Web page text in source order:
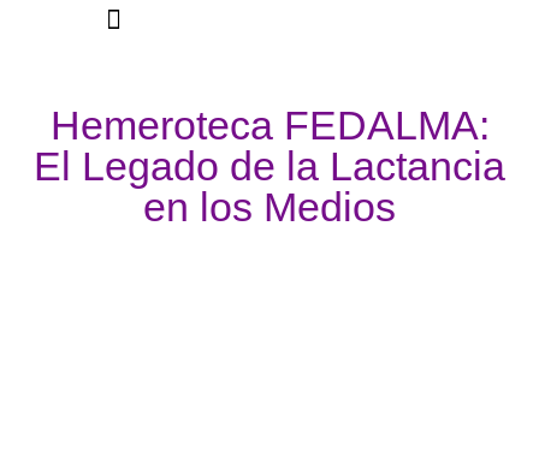
Hemeroteca FEDALMA:
El Legado de la Lactancia
en los Medios